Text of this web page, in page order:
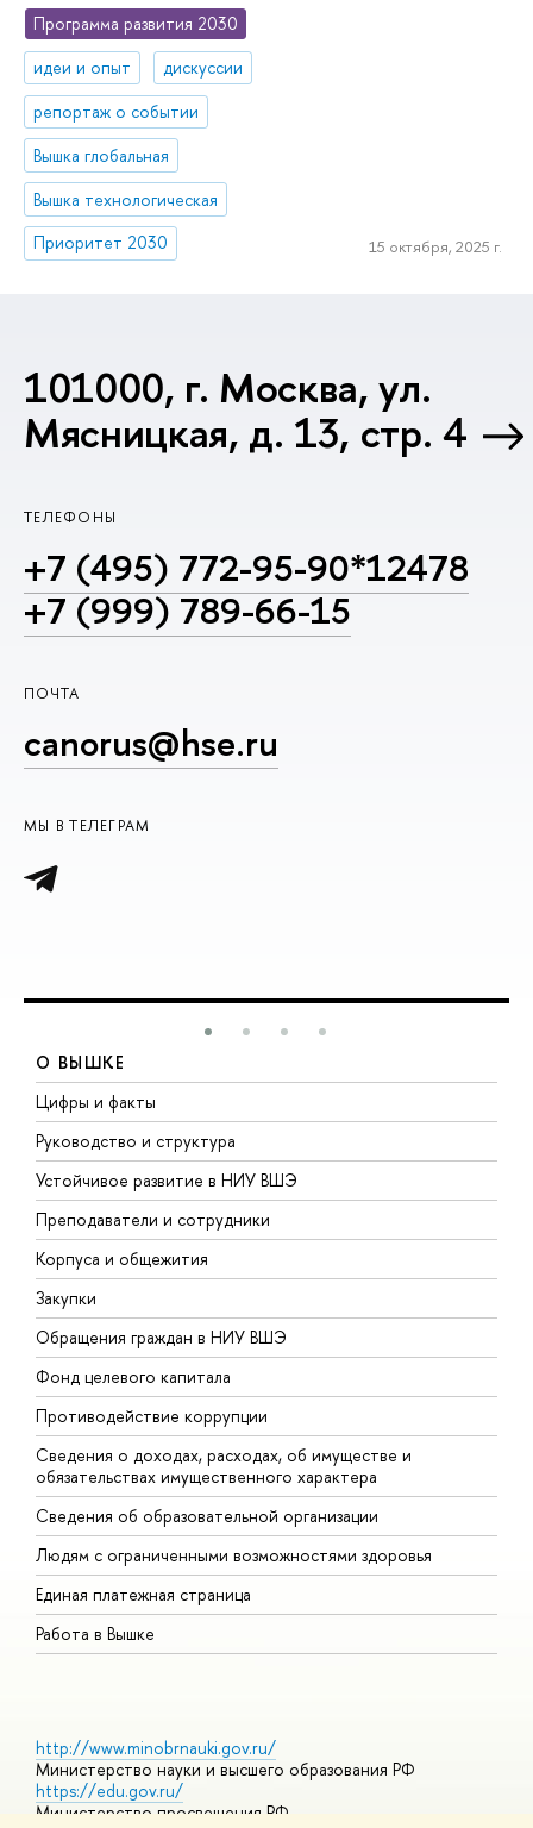
Программа развития 2030
идеи и опыт
дискуссии
репортаж о событии
Вышка глобальная
Вышка технологическая
Приоритет 2030
15 октября, 2025 г.
101000, г. Москва, ул.
Мясницкая, д. 13, стр. 4
ТЕЛЕФОНЫ
+7 (495) 772-95-90*12478
+7 (999) 789-66-15
ПОЧТА
canorus@hse.ru
МЫ В ТЕЛЕГРАМ
О ВЫШКЕ
Цифры и факты
Руководство и структура
Устойчивое развитие в НИУ ВШЭ
Преподаватели и сотрудники
Корпуса и общежития
Закупки
Обращения граждан в НИУ ВШЭ
Фонд целевого капитала
Противодействие коррупции
Сведения о доходах, расходах, об имуществе и
обязательствах имущественного характера
Сведения об образовательной организации
Людям с ограниченными возможностями здоровья
Единая платежная страница
Работа в Вышке
http://www.minobrnauki.gov.ru/
Министерство науки и высшего образования РФ
https://edu.gov.ru/
Министерство просвещения РФ